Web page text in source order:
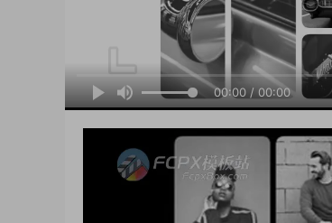
00:00 / 00:00